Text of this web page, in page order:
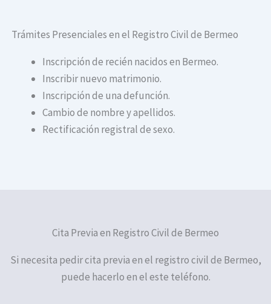
Trámites Presenciales en el Registro Civil de Bermeo
Inscripción de recién nacidos en Bermeo.
Inscribir nuevo matrimonio.
Inscripción de una defunción.
Cambio de nombre y apellidos.
Rectificación registral de sexo.
Cita Previa en Registro Civil de Bermeo
Si necesita pedir cita previa en el registro civil de Bermeo,
puede hacerlo en el este teléfono.